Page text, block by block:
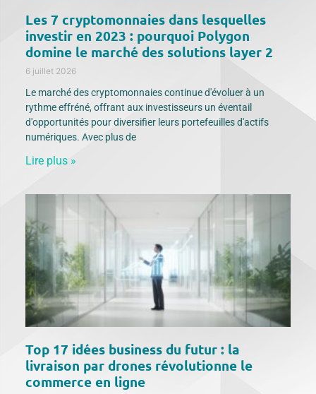
Les 7 cryptomonnaies dans lesquelles
investir en 2023 : pourquoi Polygon
domine le marché des solutions layer 2
6 juillet 2026
Le marché des cryptomonnaies continue d'évoluer à un
rythme effréné, offrant aux investisseurs un éventail
d'opportunités pour diversifier leurs portefeuilles d'actifs
numériques. Avec plus de
Lire plus »
Top 17 idées business du futur : la
livraison par drones révolutionne le
commerce en ligne